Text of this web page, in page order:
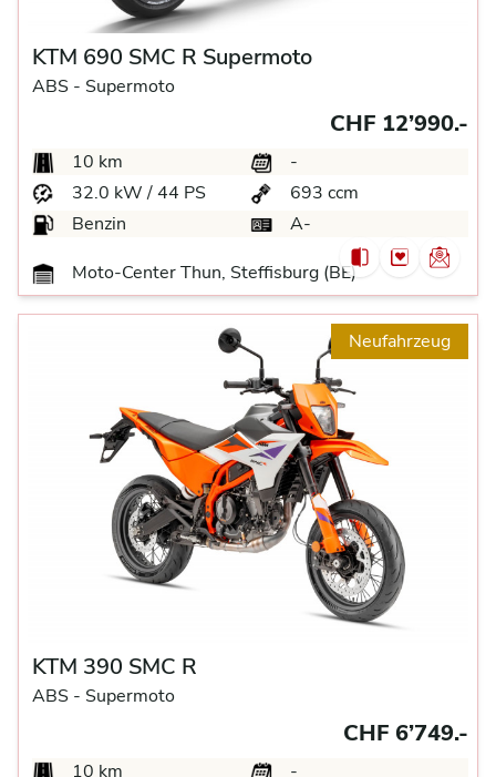
KTM 690 SMC R Supermoto
ABS - Supermoto
CHF 12’990.-
10 km
-
32.0 kW / 44 PS
693 ccm
Benzin
A-
Moto-Center Thun, Steffisburg (BE)
Neufahrzeug
KTM 390 SMC R
ABS - Supermoto
CHF 6’749.-
10 km
-